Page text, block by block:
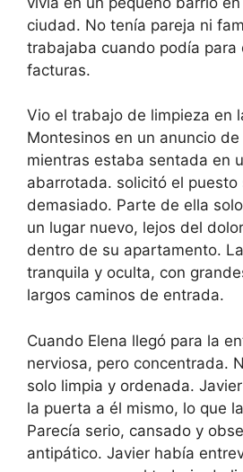
ciudad. No tenía pareja ni
trabajaba cuando podía para
facturas.
Vio el trabajo de limpieza en
Montesinos en un anuncio
mientras estaba sentada en
abarrotada. solicitó el puesto
demasiado. Parte de ella
un lugar nuevo, lejos del
dentro de su apartamento.
tranquila y oculta, con
largos caminos de entrada.
Cuando Elena llegó para la
nerviosa, pero concentrada.
solo limpia y ordenada.
la puerta a él mismo, lo que
Parecía serio, cansado y
antipático. Javier había